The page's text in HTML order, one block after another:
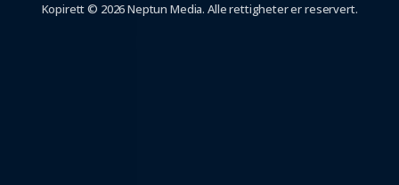
Kopirett © 2026 Neptun Media. Alle rettigheter er reservert.